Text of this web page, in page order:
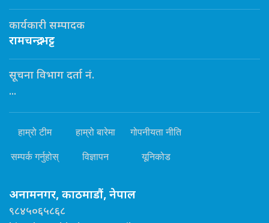
कार्यकारी सम्पादक
रामचन्द्र भट्ट
सूचना विभाग दर्ता नं.
...
हाम्रो टीम हाम्रो बारेमा गोपनीयता नीति
सम्पर्क गर्नुहोस् विज्ञापन यूनिकोड
अनामनगर, काठमाडौं, नेपाल
९८४५०६५८६८